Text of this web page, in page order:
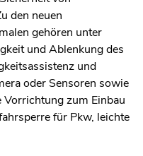
den neuen
gehören unter
und Ablenkung des
und
oder Sensoren sowie
zum Einbau
für Pkw, leichte